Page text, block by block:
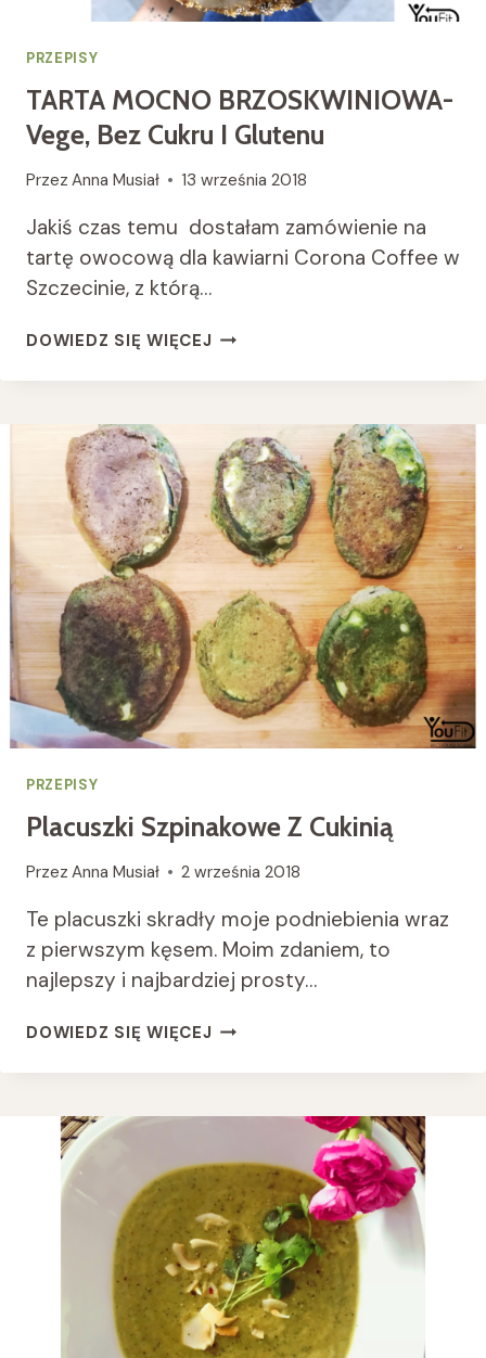
PRZEPISY
TARTA MOCNO BRZOSKWINIOWA-
Vege, Bez Cukru I Glutenu
Przez Anna Musiał 13 września 2018
Jakiś czas temu dostałam zamówienie na
tartę owocową dla kawiarni Corona Coffee w
Szczecinie, z którą…
DOWIEDZ SIĘ WIĘCEJ TARTA
BRZOSKWINIOWA-
BEZ
CUKRU
I
GLUTENU
PRZEPISY
Placuszki Szpinakowe Z Cukinią
Przez Anna Musiał 2 września 2018
Te placuszki skradły moje podniebienia wraz
z pierwszym kęsem. Moim zdaniem, to
najlepszy i najbardziej prosty…
DOWIEDZ SIĘ WIĘCEJ PLACUSZKI
Z